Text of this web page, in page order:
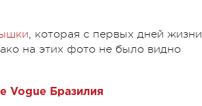
, которая с первых дней жизни
на этих фото не было видно
Vogue Бразилия